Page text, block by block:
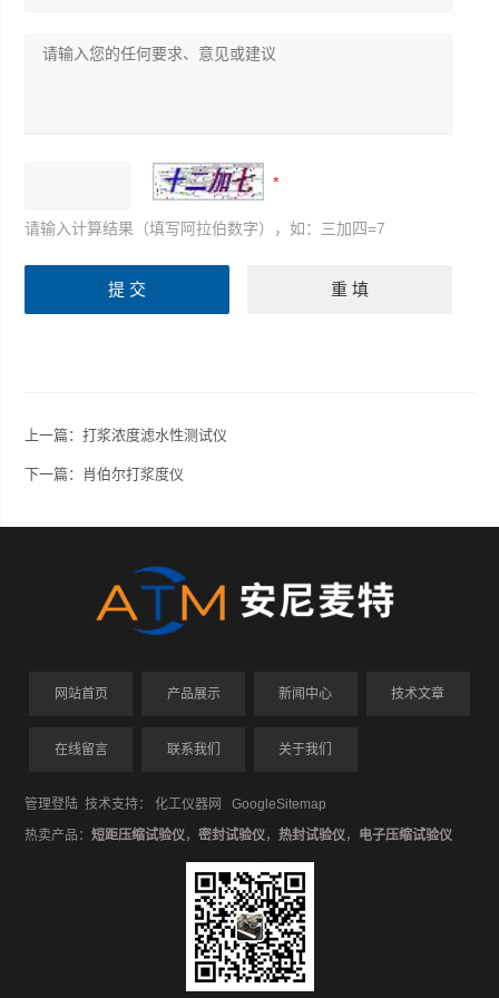
请输入计算结果（填写阿拉伯数字），如：三加四=7
上一篇：打浆浓度滤水性测试仪
下一篇： 肖伯尔打浆度仪
网站首页 产品展示 新闻中心 技术文章
在线留言 联系我们 关于我们
管理登陆 技术支持：化工仪器网
GoogleSitemap
热卖产品：短距压缩试验仪，密封试验仪，热封试验仪， 电子压缩试验仪